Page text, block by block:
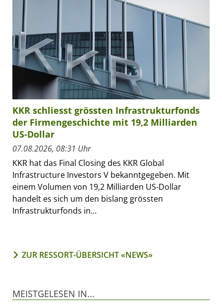
KKR schliesst grössten Infrastrukturfonds
der Firmengeschichte mit 19,2 Milliarden
US-Dollar
07.08.2026, 08:31 Uhr
KKR hat das Final Closing des KKR Global
Infrastructure Investors V bekanntgegeben. Mit
einem Volumen von 19,2 Milliarden US-Dollar
handelt es sich um den bislang grössten
Infrastrukturfonds in...
ZUR RESSORT-ÜBERSICHT «NEWS»
MEISTGELESEN IN...